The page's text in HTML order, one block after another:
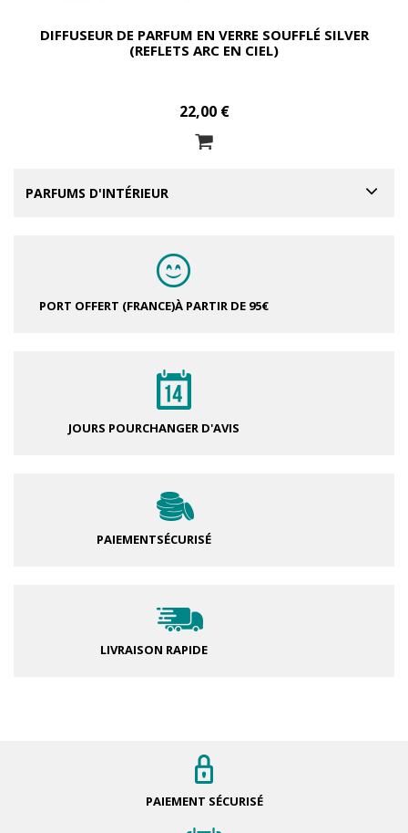
DIFFUSEUR DE PARFUM EN VERRE SOUFFLÉ SILVER
(REFLETS ARC EN CIEL)
22,00 €
PARFUMS D'INTÉRIEUR
PORT OFFERT (FRANCE)À PARTIR DE 95€
JOURS POURCHANGER D'AVIS
PAIEMENTSÉCURISÉ
LIVRAISON RAPIDE
PAIEMENT SÉCURISÉ